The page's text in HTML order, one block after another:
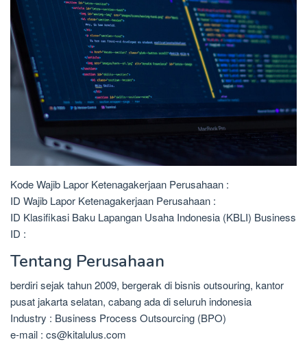
Kode Wajib Lapor Ketenagakerjaan Perusahaan :
ID Wajib Lapor Ketenagakerjaan Perusahaan :
ID Klasifikasi Baku Lapangan Usaha Indonesia (KBLI) Business
ID :
Tentang Perusahaan
berdiri sejak tahun 2009, bergerak di bisnis outsouring, kantor
pusat jakarta selatan, cabang ada di seluruh indonesia
Industry : Business Process Outsourcing (BPO)
e-mail : cs@kitalulus.com